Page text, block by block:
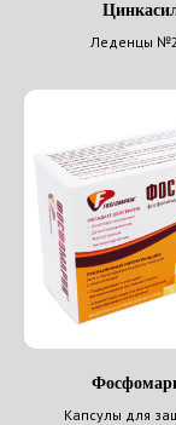
Леденцы
Капсулы для